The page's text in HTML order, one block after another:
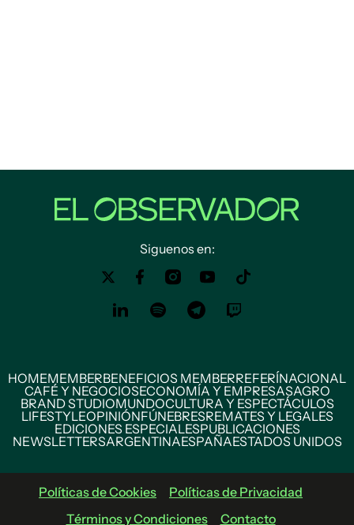
Siguenos en:
HOMEMEMBERBENEFICIOS MEMBERREFERÍNACIONAL
CAFÉ Y NEGOCIOSECONOMÍA Y EMPRESASAGRO
BRAND STUDIOMUNDOCULTURA Y ESPECTÁCULOS
LIFESTYLEOPINIÓNFÚNEBRESREMATES Y LEGALES
EDICIONES ESPECIALESPUBLICACIONES
NEWSLETTERSARGENTINAESPAÑAESTADOS UNIDOS
Políticas de Cookies
Políticas de Privacidad
Términos y Condiciones
Contacto